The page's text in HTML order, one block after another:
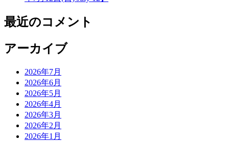
最近のコメント
アーカイブ
2026年7月
2026年6月
2026年5月
2026年4月
2026年3月
2026年2月
2026年1月